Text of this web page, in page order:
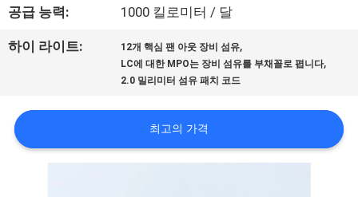
품
질
리
공급 능력: 1000 킬로미터 / 달
하이 라이트: 12개 핵심 팬 아웃 장비 섬유,
LC에 대한 MPO는 장비 섬유를 부채꼴로 폅니다,
2.0 밀리미터 섬유 패치 코드
최고의 가격